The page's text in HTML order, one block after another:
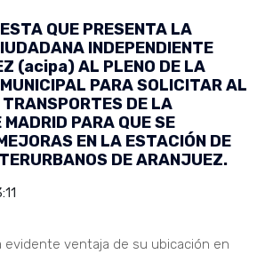
QUE PRESENTA LA
INDEPENDIENTE
(acipa) AL PLENO DE LA
PARA SOLICITAR AL
TRANSPORTES DE LA
PARA QUE SE
EN LA ESTACIÓN DE
DE ARANJUEZ.
evidente ventaja de su ubicación en